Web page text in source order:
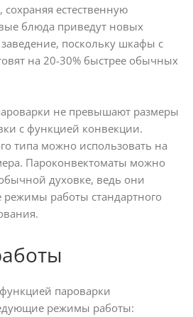
естественную
блюда приведут новых
поскольку шкафы с
на 20-30% быстрее обычных
не превышают размеры
с функцией конвекции.
типа можно использовать на
Пароконвектоматы можно
духовке, ведь они
работы стандартного
пароварки
режимы работы: